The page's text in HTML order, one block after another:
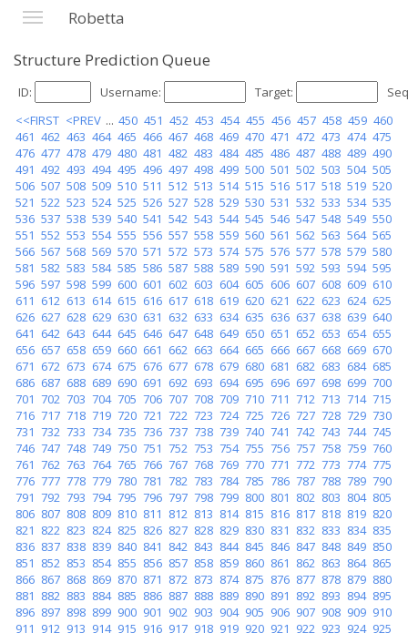
Robetta
Structure Prediction Queue
ID: Username: Target:
<<FIRST <PREV ... 450 451 452 453 454 455 456 457 458 459 460
461 462 463 464 465 466 467 468 469 470 471 472 473 474 475
476 477 478 479 480 481 482 483 484 485 486 487 488 489 490
491 492 493 494 495 496 497 498 499 500 501 502 503 504 505
506 507 508 509 510 511 512 513 514 515 516 517 518 519 520
521 522 523 524 525 526 527 528 529 530 531 532 533 534 535
536 537 538 539 540 541 542 543 544 545 546 547 548 549 550
551 552 553 554 555 556 557 558 559 560 561 562 563 564 565
566 567 568 569 570 571 572 573 574 575 576 577 578 579 580
581 582 583 584 585 586 587 588 589 590 591 592 593 594 595
596 597 598 599 600 601 602 603 604 605 606 607 608 609 610
611 612 613 614 615 616 617 618 619 620 621 622 623 624 625
626 627 628 629 630 631 632 633 634 635 636 637 638 639 640
641 642 643 644 645 646 647 648 649 650 651 652 653 654 655
656 657 658 659 660 661 662 663 664 665 666 667 668 669 670
671 672 673 674 675 676 677 678 679 680 681 682 683 684 685
686 687 688 689 690 691 692 693 694 695 696 697 698 699 700
701 702 703 704 705 706 707 708 709 710 711 712 713 714 715
716 717 718 719 720 721 722 723 724 725 726 727 728 729 730
731 732 733 734 735 736 737 738 739 740 741 742 743 744 745
746 747 748 749 750 751 752 753 754 755 756 757 758 759 760
761 762 763 764 765 766 767 768 769 770 771 772 773 774 775
776 777 778 779 780 781 782 783 784 785 786 787 788 789 790
791 792 793 794 795 796 797 798 799 800 801 802 803 804 805
806 807 808 809 810 811 812 813 814 815 816 817 818 819 820
821 822 823 824 825 826 827 828 829 830 831 832 833 834 835
836 837 838 839 840 841 842 843 844 845 846 847 848 849 850
851 852 853 854 855 856 857 858 859 860 861 862 863 864 865
866 867 868 869 870 871 872 873 874 875 876 877 878 879 880
881 882 883 884 885 886 887 888 889 890 891 892 893 894 895
896 897 898 899 900 901 902 903 904 905 906 907 908 909 910
911 912 913 914 915 916 917 918 919 920 921 922 923 924 925